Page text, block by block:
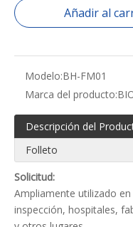
Añadir al
Modelo:BH-FM01
Marca del producto:
Descripción del
Folleto
Solicitud:
Ampliamente utilizado
inspección, hospitales,